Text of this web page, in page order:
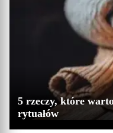
5 rzeczy, które
rytuałów